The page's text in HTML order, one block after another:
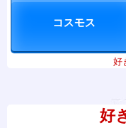
好
好